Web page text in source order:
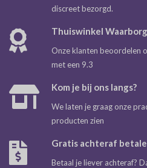
discreet bezorgd.
Thuiswinkel Waarborg
Onze klanten beoordelen
met een 9.3
Kom je bij ons langs?
We laten je graag onze
producten zien
Gratis achteraf
Betaal je liever achteraf?